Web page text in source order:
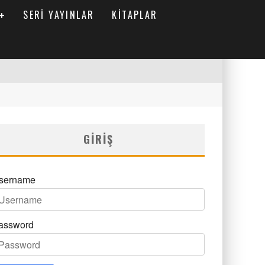
SERI YAYINLAR KITAPLAR
GIRIŞ